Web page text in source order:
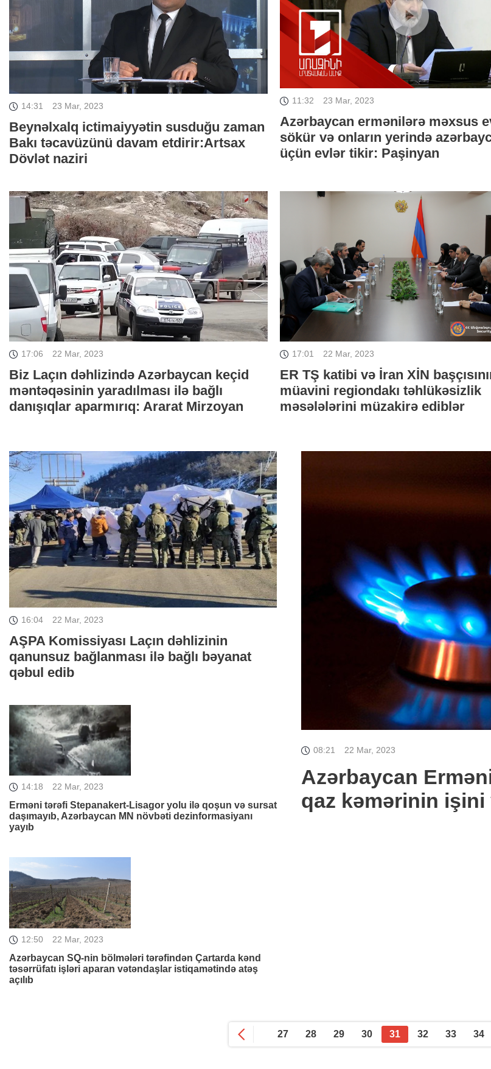
14:31 23 Mar, 2023
Beynəlxalq ictimaiyyətin susduğu zaman
Bakı təcavüzünü davam etdirir:Artsax
Dövlət naziri
11:32 23 Mar, 2023
Azərbaycan ermənilərə məxsus
sökür və onların yerində
üçün evlər tikir: Paşinyan
17:06 22 Mar, 2023
Biz Laçın dəhlizində Azərbaycan keçid
məntəqəsinin yaradılması ilə bağlı
danışıqlar aparmırıq: Ararat Mirzoyan
17:01 22 Mar, 2023
ER TŞ katibi və İran XİN
müavini regiondakı təhlükəsizlik
məsələlərini müzakirə ediblər
16:04 22 Mar, 2023
AŞPA Komissiyası Laçın dəhlizinin
qanunsuz bağlanması ilə bağlı bəyanat
qəbul edib
14:18 22 Mar, 2023
Erməni tərəfi Stepanakert-Lisagor yolu ilə qoşun və sursat
daşımayıb, Azərbaycan MN növbəti dezinformasiyanı
yayıb
12:50 22 Mar, 2023
Azərbaycan SQ-nin bölmələri tərəfindən Çartarda kənd
təsərrüfatı işləri aparan vətəndaşlar istiqamətində atəş
açılıb
08:21 22 Mar, 2023
Azərbaycan
qaz kəmərinin
27 28 29 30 31 32 33 34